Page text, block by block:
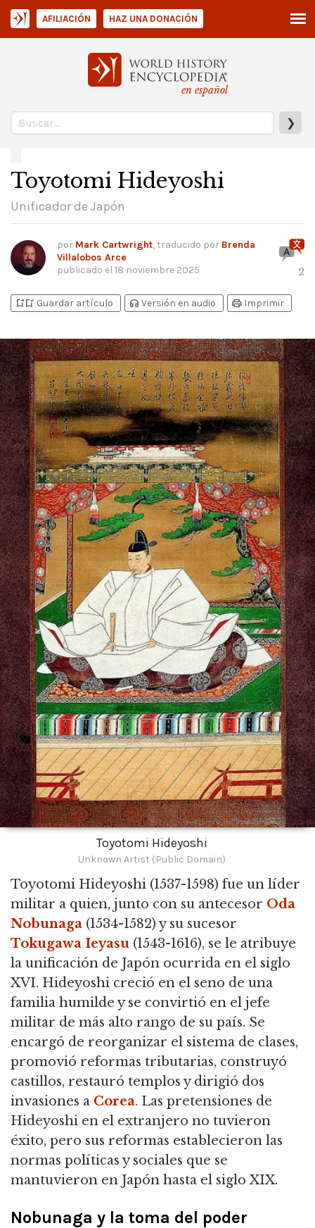
en español
❯
AFILIACIÓN HAZ UNA DONACIÓN
Toyotomi Hideyoshi
Unificador de Japón
por Mark Cartwright, traducido por Brenda
Villalobos Arce
publicado el 18 noviembre 2025 2
bookmark_addbookmark_added Guardar artículo headphones Versión en audio print Imprimir
Toyotomi Hideyoshi
Unknown Artist (Public Domain)
Toyotomi Hideyoshi (1537-1598) fue un líder
militar a quien, junto con su antecesor Oda
Nobunaga (1534-1582) y su sucesor
Tokugawa Ieyasu (1543-1616), se le atribuye
la unificación de Japón ocurrida en el siglo
XVI. Hideyoshi creció en el seno de una
familia humilde y se convirtió en el jefe
militar de más alto rango de su país. Se
encargó de reorganizar el sistema de clases,
promovió reformas tributarias, construyó
castillos, restauró templos y dirigió dos
invasiones a Corea. Las pretensiones de
Hideyoshi en el extranjero no tuvieron
éxito, pero sus reformas establecieron las
normas políticas y sociales que se
mantuvieron en Japón hasta el siglo XIX.
Nobunaga y la toma del poder